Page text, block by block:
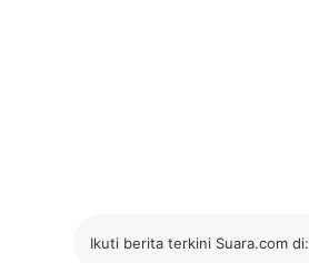
Ikuti berita terkini Suara.com di: